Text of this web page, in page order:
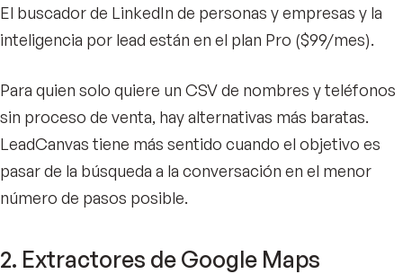
El buscador de LinkedIn de personas y empresas y la
inteligencia por lead están en el plan Pro ($99/mes).
Para quien solo quiere un CSV de nombres y teléfonos
sin proceso de venta, hay alternativas más baratas.
LeadCanvas tiene más sentido cuando el objetivo es
pasar de la búsqueda a la conversación en el menor
número de pasos posible.
2. Extractores de Google Maps